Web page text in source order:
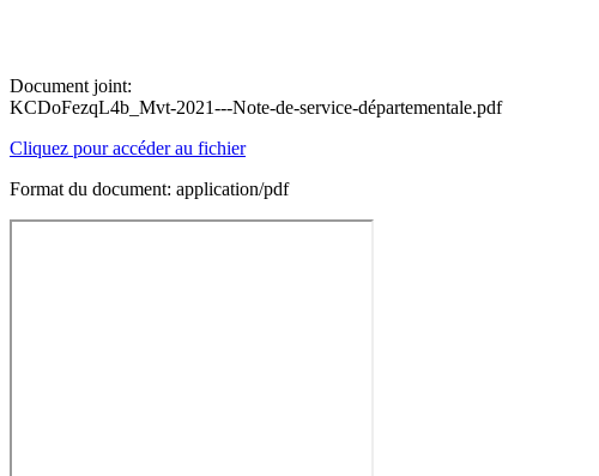
Document joint:
KCDoFezqL4b_Mvt-2021---Note-de-service-départementale.pdf
Cliquez pour accéder au fichier
Format du document: application/pdf